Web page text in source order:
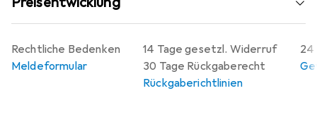
14 Tage gesetzl. Widerruf
30 Tage Rückgaberecht
Rückgaberichtlinien
24
Rechtliche Bedenken
Meldeformular